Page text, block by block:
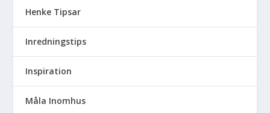
Henke Tipsar
Inredningstips
Inspiration
Måla Inomhus